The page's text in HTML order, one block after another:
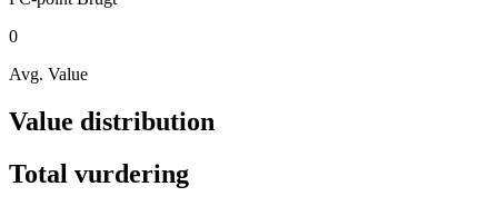
0
Avg. Value
Value distribution
Total vurdering